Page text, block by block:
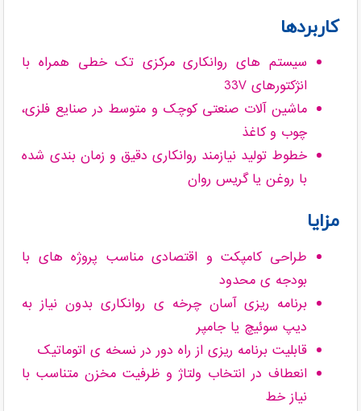
کاربردها
سیستم های روانکاری مرکزی تک خطی همراه با
انژکتورهای 33V
ماشین آلات صنعتی کوچک و متوسط در صنایع فلزی،
چوب و کاغذ
خطوط تولید نیازمند روانکاری دقیق و زمان بندی شده
با روغن یا گریس روان
مزایا
طراحی کامپکت و اقتصادی مناسب پروژه های با
بودجه ی محدود
برنامه ریزی آسان چرخه ی روانکاری بدون نیاز به
دیپ سوئیچ یا جامپر
قابلیت برنامه ریزی از راه دور در نسخه ی اتوماتیک
انعطاف در انتخاب ولتاژ و ظرفیت مخزن متناسب با
نیاز خط